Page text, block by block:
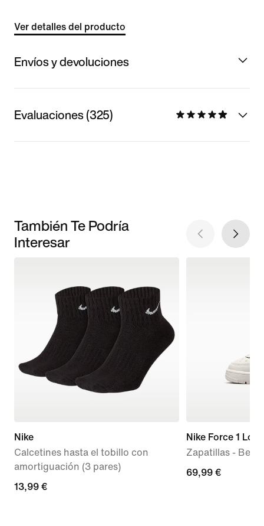
Ver detalles del producto
Envíos y devoluciones
Evaluaciones (325)
También Te Podría
Interesar
Nike
Calcetines hasta el tobillo con
amortiguación (3 pares)
13,99 €
13,99 €
Nike Force 1 Low
Zapatillas -
69,99 €
69,99 €